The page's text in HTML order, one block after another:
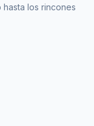
los rincones